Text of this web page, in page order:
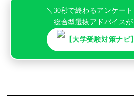
＼30秒で終わるアンケー
総合型選抜アドバイスが
【大学受験対策ナビ